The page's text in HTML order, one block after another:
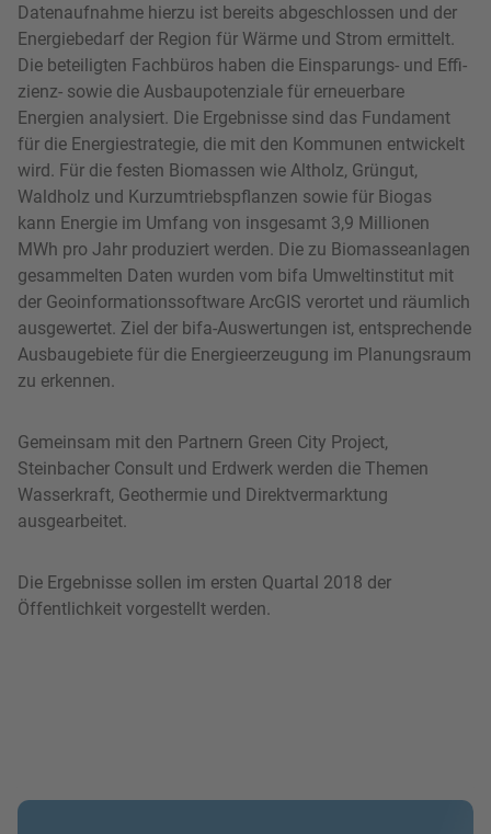
Datenaufnahme hierzu ist bereits abgeschlossen und der
Energie­bedarf der Region für Wärme und Strom ermittelt.
Die beteiligten Fachbüros haben die Einsparungs- und Effi­
zienz- sowie die Ausbaupotenziale für erneuerbare
Energien analysiert. Die Ergebnisse sind das Fundament
für die Energiestrategie, die mit den Kommunen entwickelt
wird. Für die festen Biomassen wie Altholz, Grüngut,
Waldholz und Kurzumtriebspflanzen sowie für Biogas
kann Ener­gie im Umfang von ins­gesamt 3,9 Milli­onen
MWh pro Jahr produziert werden. Die zu Biomasseanlagen
gesammelten Daten wurden vom bifa Umwelt­institut mit
der Geoinformationssoftware ArcGIS verortet und räumlich
ausgewertet. Ziel der bifa-Auswertungen ist, entsprechende
Ausbaugebiete für die Energieerzeugung im Planungsraum
zu erkennen.
Gemeinsam mit den Partnern Green City Project,
Steinbacher Consult und Erdwerk werden die Themen
Wasserkraft, Geothermie und Direktvermarktung
ausgearbeitet.
Die Ergebnisse sollen im ersten Quartal 2018 der
Öffentlichkeit vorgestellt werden.